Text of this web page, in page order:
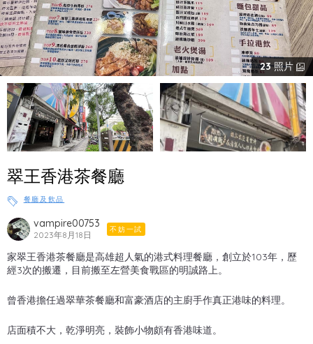
23照片
翠王香港茶餐廳
餐廳及飲品
vampire00753
2023年8月18日
不妨一試
家翠王香港茶餐廳是高雄超人氣的港式料理餐廳，創立於103年，歷
經3次的搬遷，目前搬至左營美食戰區的明誠路上。
曾香港擔任過翠華茶餐廳和富豪酒店的主廚手作真正港味的料理。
店面積不大，乾淨明亮，裝飾小物頗有香港味道。